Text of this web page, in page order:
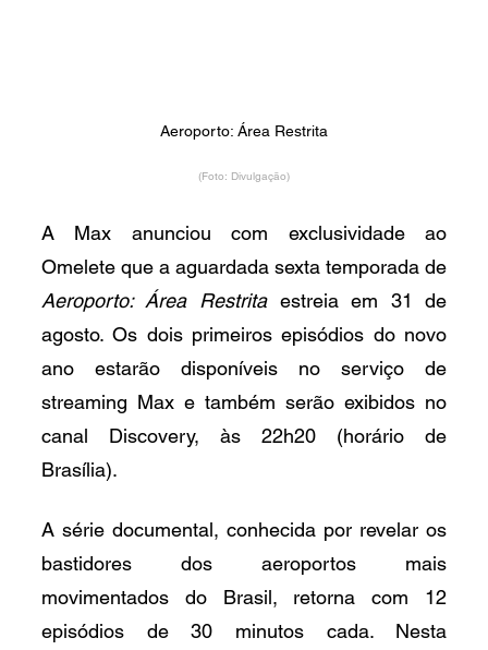
Aeroporto: Área Restrita
(Foto: Divulgação)
A Max anunciou com exclusividade ao
Aeroporto: Área Restrita estreia em 31 de
agosto. Os dois primeiros episódios do novo
ano estarão disponíveis no serviço de
streaming Max e também serão exibidos no
canal Discovery, às 22h20 (horário de
Brasília).
A série documental, conhecida por revelar os
bastidores dos aeroportos mais
movimentados do Brasil, retorna com 12
episódios de 30 minutos cada. Nesta